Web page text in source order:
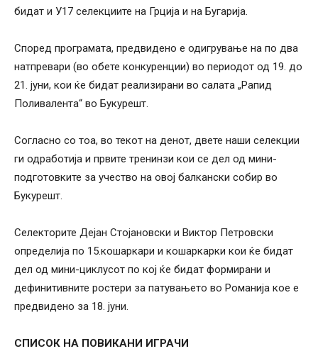
бидат и У17 селекциите на Грција и на Бугарија.
Според програмата, предвидено е одигрување на по два
натпревари (во обете конкуренции) во периодот од 19. до
21. јуни, кои ќе бидат реализирани во салата „Рапид
Поливалента“ во Букурешт.
Согласно со тоа, во текот на денот, двете наши селекции
ги одработија и првите тренинзи кои се дел од мини-
подготовките за учество на овој балкански собир во
Букурешт.
Селекторите Дејан Стојановски и Виктор Петровски
определија по 15.кошаркари и кошаркарки кои ќе бидат
дел од мини-циклусот по кој ќе бидат формирани и
дефинитивните ростери за патувањето во Романија кое е
предвидено за 18. јуни.
СПИСОК НА ПОВИКАНИ ИГРАЧИ